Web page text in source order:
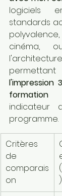
logiciels
standards
cinéma,
l'impression
formation
indicateur
programme.
Critères
de
comparais
on
)